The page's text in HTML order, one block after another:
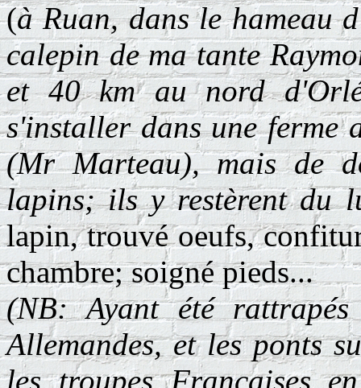
(à Ruan, dans le hameau
calepin de ma tante
et 40 km au nord
s'installer dans une ferme
(Mr Marteau), mais de
lapins; ils y restèrent du
lapin, trouvé oeufs,
chambre; soigné pieds...
(NB: Ayant été
Allemandes, et les ponts
les troupes Françaises